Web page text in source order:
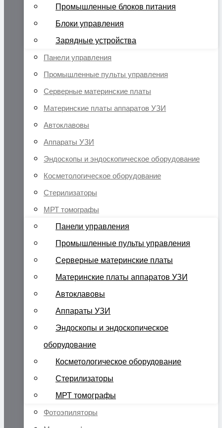
Промышленные блоков питания
Блоки управления
Зарядные устройства
Панели управления
Промышленные пульты управления
Серверные материнские платы
Материнские платы аппаратов УЗИ
Автоклавовы
Аппараты УЗИ
Эндоскопы и эндоскопическое оборудование
Косметологическое оборудование
Стерилизаторы
МРТ томографы
Панели управления
Промышленные пульты управления
Серверные материнские платы
Материнские платы аппаратов УЗИ
Автоклавовы
Аппараты УЗИ
Эндоскопы и эндоскопическое
оборудование
Косметологическое оборудование
Стерилизаторы
МРТ томографы
Фотоэпиляторы